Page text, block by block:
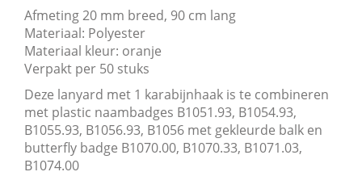
Afmeting 20 mm breed, 90 cm lang
Materiaal: Polyester
Materiaal kleur: oranje
Verpakt per 50 stuks
Deze lanyard met 1 karabijnhaak is te combineren
met plastic naambadges B1051.93, B1054.93,
B1055.93, B1056.93, B1056 met gekleurde balk en
butterfly badge B1070.00, B1070.33, B1071.03,
B1074.00